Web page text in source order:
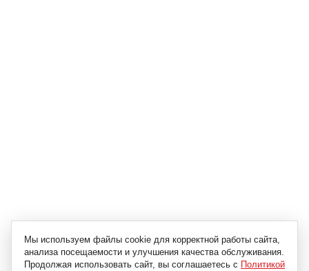
Мы используем файлы cookie для корректной работы сайта,
анализа посещаемости и улучшения качества обслуживания.
Продолжая использовать сайт, вы соглашаетесь с Политикой